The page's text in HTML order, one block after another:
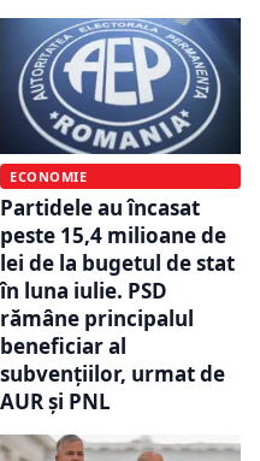
ECONOMIE
Partidele au încasat
peste 15,4 milioane de
lei de la bugetul de stat
în luna iulie. PSD
rămâne principalul
beneficiar al
subvențiilor, urmat de
AUR și PNL